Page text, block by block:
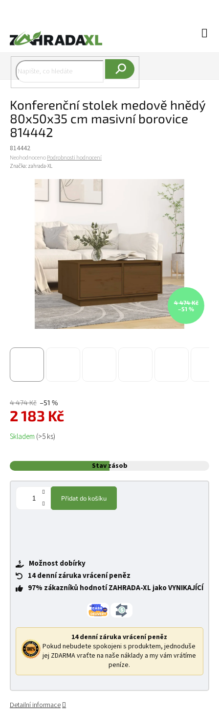
Konferenční stolek medově hnědý
80x50x35 cm masivní borovice
814442
814442
Průměrné hodnocení produktu je 0,0 z 5 hvězdiček.
NeohodnocenoPodrobnosti hodnocení
Značka: zahrada-XL
4 474 Kč
–51 %
4 474 Kč –51 %
2 183 Kč
Měrná cena:
Skladem (>5 ks)
Stav zásob
Přidat do košíku
Možnost dobírky
14 denní záruka vrácení peněz
97% zákazníků hodnotí ZAHRADA-XL jako VYNIKAJÍCÍ
14 denní záruka vrácení peněz
Pokud nebudete spokojeni s produktem, jednoduše
jej ZDARMA vraťte na naše náklady a my vám vrátíme
peníze.
Detailní informace